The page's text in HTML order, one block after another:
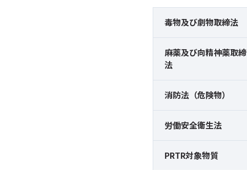
毒物及び劇物取締法
麻薬及び向精神薬取締
法
消防法（危険物）
労働安全衛生法
PRTR対象物質